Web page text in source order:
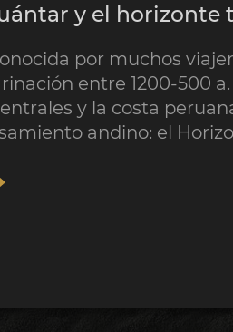
y el horizonte
por muchos
entre 1200-500
y la costa
andino: el